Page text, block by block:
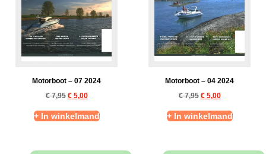
Motorboot – 07 2024
€7,95 €5,00
+ In winkelmand
Motorboot – 04 2024
€7,95 €5,00
+ In winkelmand